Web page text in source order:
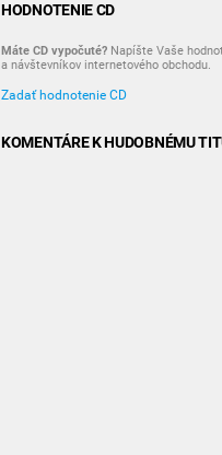
HODNOTENIE CD
Máte CD vypočuté? Napíšte Vaše
a návštevníkov internetového obchodu.
Zadať hodnotenie CD
KOMENTÁRE K HUDOBNÉMU